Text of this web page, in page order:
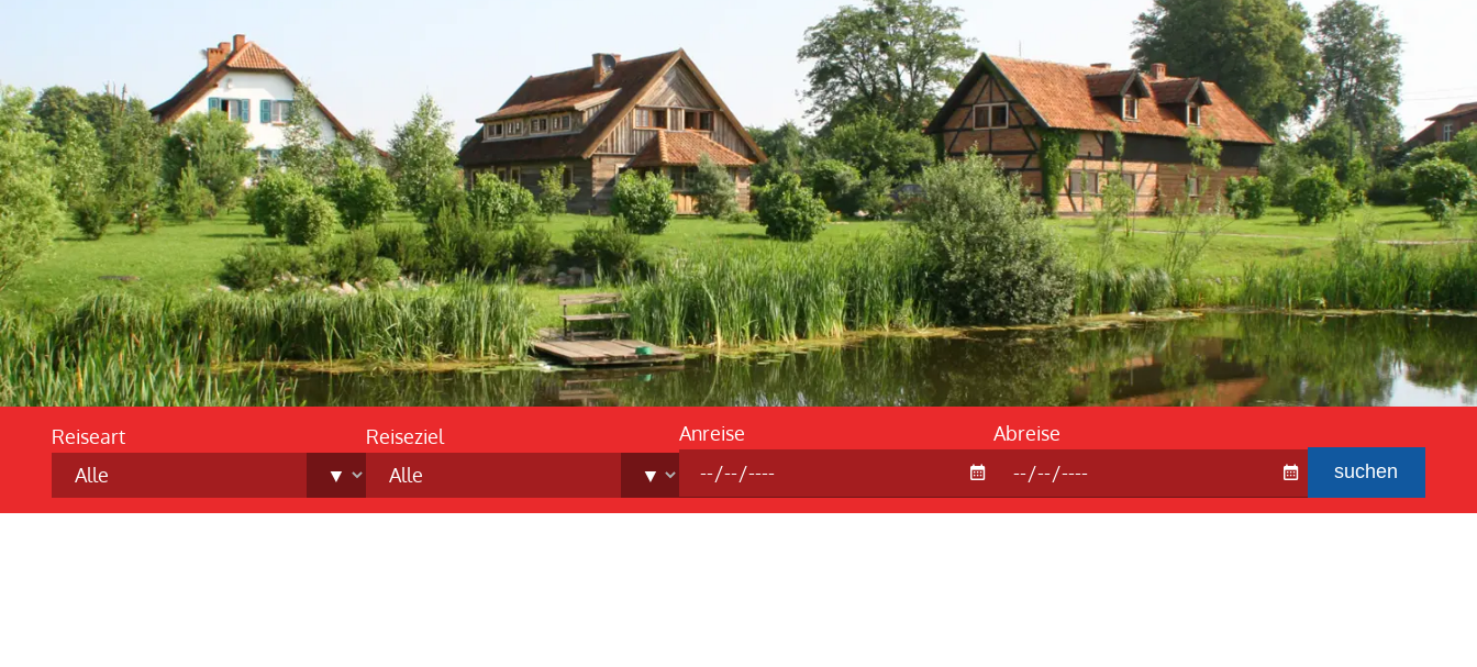
Reisearten Buchungshinweise
Reiseschutz
Reisebedingung
FAQ - Fragen und Antworten
Bewertungsformular
Reiseart Reiseziel Anreise Abreise
suchen